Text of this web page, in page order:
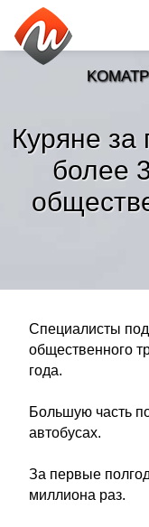
Куряне за
более
Специалисты
общественного
года.
Большую часть
автобусах.
За первые
миллиона раз.
Новости»
Тренды новостей
Рубрики»